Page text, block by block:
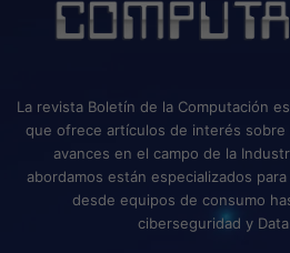
La revista Boletín de la Computación
que ofrece artículos de interés sobre
avances en el campo de la
abordamos están especializados
desde equipos de consumo
ciberseguridad y